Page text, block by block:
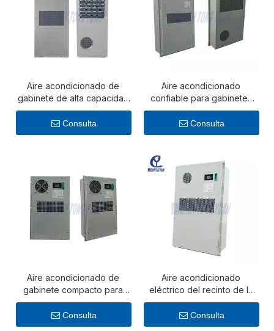
Aire acondicionado de
gabinete de alta capacidad
para sistemas industriales
con uso intensivo de calor
Consulta
Aire acondicionado
confiable para gabinetes
industriales para máxima
protección térmica
Consulta
Aire acondicionado de
gabinete compacto para
aplicaciones de monitoreo
y telecomunicaciones
Consulta
Aire acondicionado
eléctrico del recinto de la
nema 4X de la CA de
6800BTU/H 2000W
Consulta